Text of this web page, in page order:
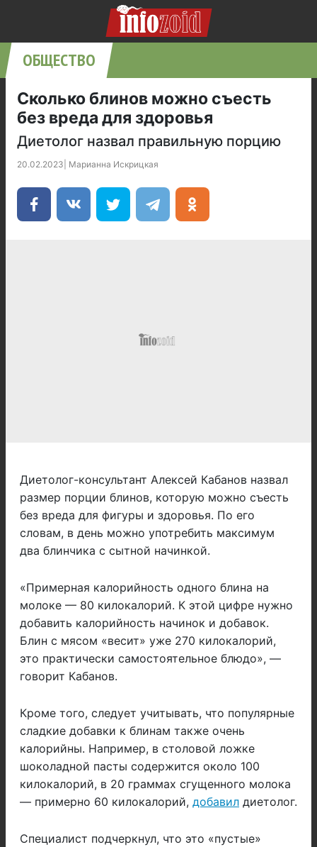
ОБЩЕСТВО
Сколько блинов можно съесть
без вреда для здоровья
Диетолог назвал правильную порцию
20.02.2023 Марианна Искрицкая
Диетолог-консультант Алексей Кабанов назвал
размер порции блинов, которую можно съесть
без вреда для фигуры и здоровья. По его
словам, в день можно употребить максимум
два блинчика с сытной начинкой.
«Примерная калорийность одного блина на
молоке — 80 килокалорий. К этой цифре нужно
добавить калорийность начинок и добавок.
Блин с мясом «весит» уже 270 килокалорий,
это практически самостоятельное блюдо», —
говорит Кабанов.
Кроме того, следует учитывать, что популярные
сладкие добавки к блинам также очень
калорийны. Например, в столовой ложке
шоколадной пасты содержится около 100
килокалорий, в 20 граммах сгущенного молока
— примерно 60 килокалорий, добавил диетолог.
Специалист подчеркнул, что это «пустые»